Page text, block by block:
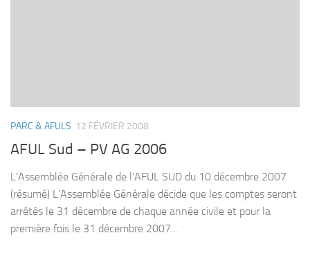
PARC & AFULS 12 FÉVRIER 2008
AFUL Sud – PV AG 2006
L’Assemblée Générale de l’AFUL SUD du 10 décembre 2007
(résumé) L’Assemblée Générale décide que les comptes seront
arrêtés le 31 décembre de chaque année civile et pour la
première fois le 31 décembre 2007...